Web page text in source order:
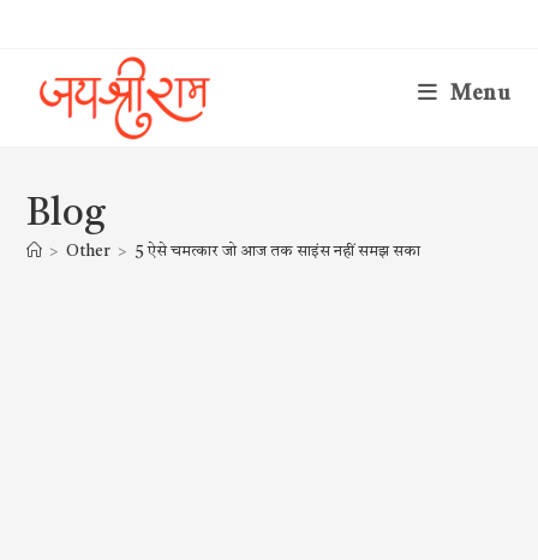
Menu
Blog
> Other > 5 ऐसे चमत्कार जो आज तक साइंस नहीं समझ सका